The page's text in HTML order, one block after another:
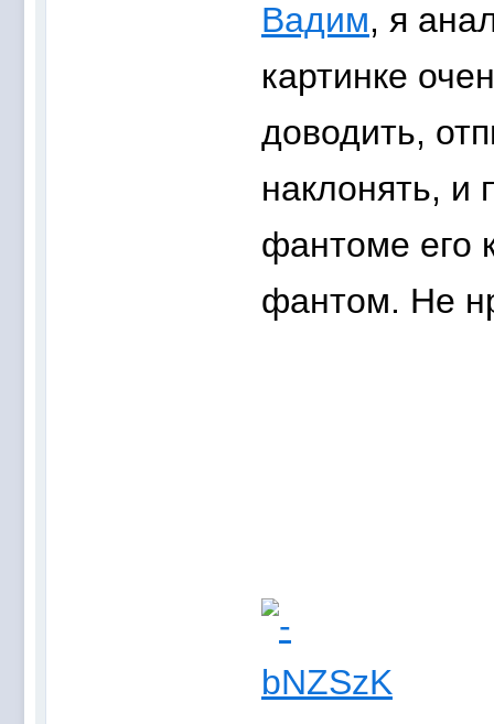
Вадим, я
картинке
доводить,
наклонять, и
фантоме его
фантом. Не